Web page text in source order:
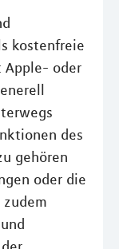
kostenfreie
Apple- oder
des
gehören
oder die